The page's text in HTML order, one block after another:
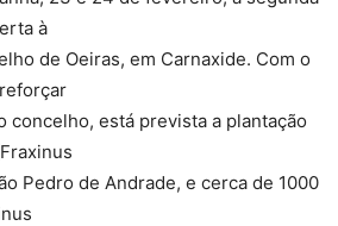
à
de Oeiras, em Carnaxide. Com o
concelho, está prevista a plantação
Pedro de Andrade, e cerca de 1000